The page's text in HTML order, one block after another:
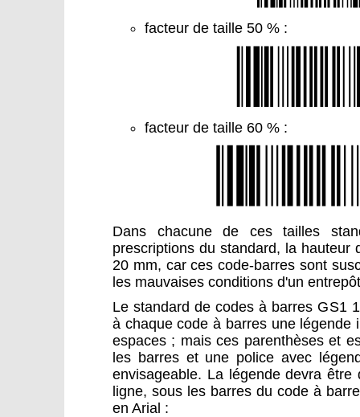
facteur de taille 50 % :
facteur de taille 60 % :
Dans chacune de ces tailles
prescriptions du standard, la hauteur
20 mm, car ces code-barres sont
les mauvaises conditions d'un
Le standard de codes à barres GS1
à chaque code à barres une légende
espaces ; mais ces parenthèses et
les barres et une police avec
envisageable. La légende devra
ligne, sous les barres du code à
en Arial :